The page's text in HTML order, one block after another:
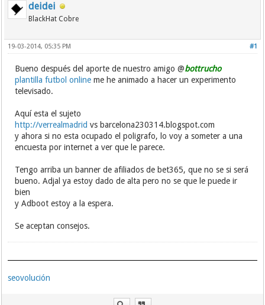
deidei
BlackHat Cobre
#1
19-03-2014, 05:35 PM
Bueno después del aporte de nuestro amigo @bottrucho
plantilla futbol online me he animado a hacer un experimento
televisado.
Aquí esta el sujeto
http://verrealmadrid vs barcelona230314.blogspot.com
y ahora si no esta ocupado el poligrafo, lo voy a someter a una
encuesta por internet a ver que le parece.
Tengo arriba un banner de afiliados de bet365, que no se si será
bueno. Adjal ya estoy dado de alta pero no se que le puede ir
bien
y Adboot estoy a la espera.
Se aceptan consejos.
seovolución